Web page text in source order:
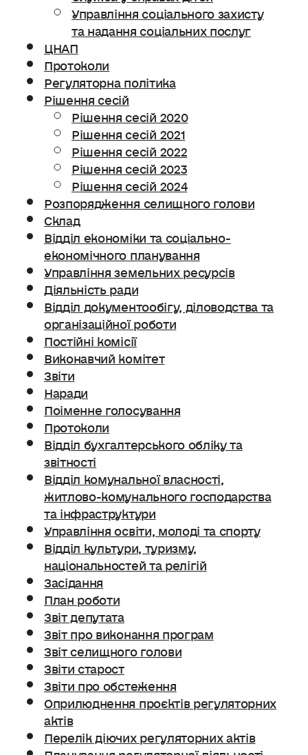
Управління соціального захисту
та надання соціальних послуг
ЦНАП
Протоколи
Регуляторна політика
Рішення сесій
Рішення сесій 2020
Рішення сесій 2021
Рішення сесій 2022
Рішення сесій 2023
Рішення сесій 2024
Розпорядження селищного голови
Склад
Відділ економіки та соціально-
економічного планування
Управління земельних ресурсів
Діяльність ради
Відділ документообігу, діловодства та
організаційної роботи
Постійні комісії
Виконавчий комітет
Звіти
Наради
Поіменне голосування
Протоколи
Відділ бухгалтерського обліку та
звітності
Відділ комунальної власності,
житлово-комунального господарства
та інфраструктури
Управління освіти, молоді та спорту
Відділ культури, туризму,
національностей та релігій
Засідання
План роботи
Звіт депутата
Звіт про виконання програм
Звіт селищного голови
Звіти старост
Звіти про обстеження
Оприлюднення проєктів регуляторних
актів
Перелік діючих регуляторних актів